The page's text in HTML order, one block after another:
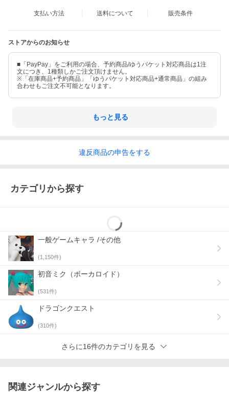
商品はorder受付の翌営業日に発送されます。（振込の場合は、入
金確認の翌営業日発送です。）
■ 予約商品の発送時期について
◎ ご予約商品は入荷翌営業日より発送開始になります。
入荷日が週末（土曜日）にあたる場合は、翌週の発送になりま
す。
ださい。
■ 同梱（まとめ）発送可能な商品の組み合わせは、下記の通りで
3.当月発売の予約商品と在庫商品
発送回数分の送料（代引の場合は送料+手数料）が加算されます。
上記の場合、お手数ですが別々でのご注文にご協力ください。
支払い方法 送料について 販売条件
ストアからのお知らせ
■「PayPay」をご利用の場合、予約商品/ゆうパケット対応商品は1注
文につき、1種類しかご注文頂けません。
※「在庫商品+予約商品」「ゆうパケット対応商品+通常商品」の組み
合わせもご注文不可能となります。
もっと見る
違反商品の申告をする
カテゴリから探す
一般ゲームキャラ /その他
(1,150件)
初音ミク（ボーカロイド）
(531件)
ドラゴンクエスト
(310件)
さらに16件のカテゴリを見る
関連ジャンルから探す